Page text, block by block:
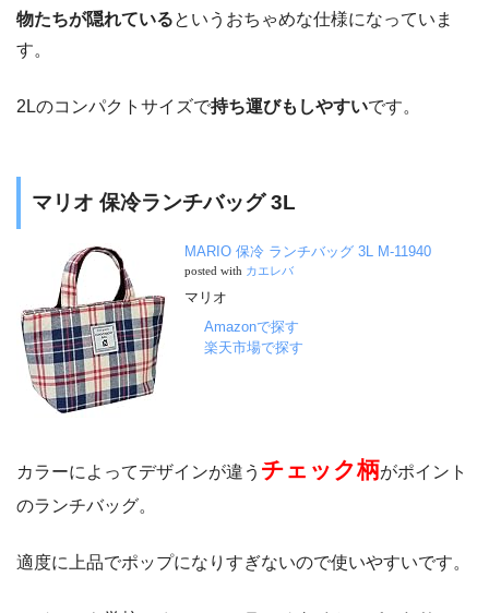
物たちが隠れているというおちゃめな仕様になっていま
す。
2Lのコンパクトサイズで持ち運びもしやすいです。
マリオ 保冷ランチバッグ 3L
MARIO 保冷 ランチバッグ 3L M-11940
posted with カエレバ
マリオ
Amazonで探す
楽天市場で探す
カラーによってデザインが違う チェック柄がポイント
のランチバッグ。
適度に上品でポップになりすぎないので使いやすいです。